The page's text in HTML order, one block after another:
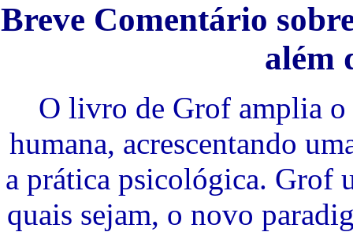
Breve Comentário
além
O livro de Grof amplia o
humana, acrescentando
a prática psicológica. Grof
quais sejam, o novo